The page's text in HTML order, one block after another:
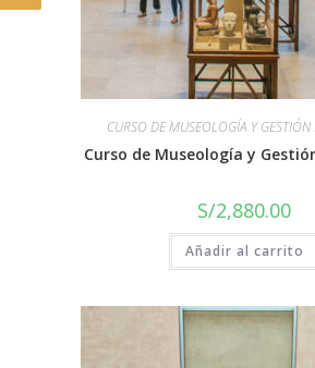
CURSO DE MUSEOLOGÍA Y
Curso de Museología y
S/2,880.00
Añadir al carrito